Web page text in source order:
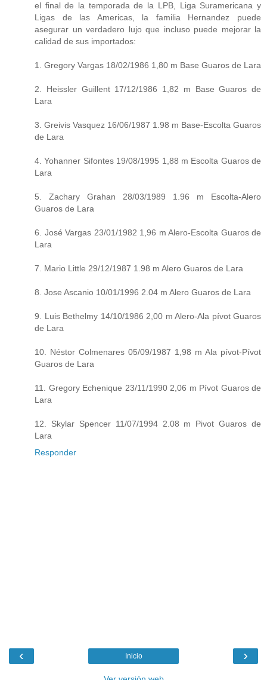
el final de la temporada de la LPB, Liga Suramericana y
Ligas de las Americas, la familia Hernandez puede
asegurar un verdadero lujo que incluso puede mejorar la
calidad de sus importados:
1. Gregory Vargas 18/02/1986 1,80 m Base Guaros de Lara
2. Heissler Guillent 17/12/1986 1,82 m Base Guaros de
Lara
3. Greivis Vasquez 16/06/1987 1.98 m Base-Escolta Guaros
de Lara
4. Yohanner Sifontes 19/08/1995 1,88 m Escolta Guaros de
Lara
5. Zachary Grahan 28/03/1989 1.96 m Escolta-Alero
Guaros de Lara
6. José Vargas 23/01/1982 1,96 m Alero-Escolta Guaros de
Lara
7. Mario Little 29/12/1987 1.98 m Alero Guaros de Lara
8. Jose Ascanio 10/01/1996 2.04 m Alero Guaros de Lara
9. Luis Bethelmy 14/10/1986 2,00 m Alero-Ala pívot Guaros
de Lara
10. Néstor Colmenares 05/09/1987 1,98 m Ala pívot-Pívot
Guaros de Lara
11. Gregory Echenique 23/11/1990 2,06 m Pívot Guaros de
Lara
12. Skylar Spencer 11/07/1994 2.08 m Pivot Guaros de
Lara
Responder
‹ ›
Inicio